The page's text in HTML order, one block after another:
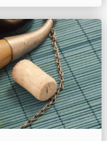
маршем вдоль
это должен
войск